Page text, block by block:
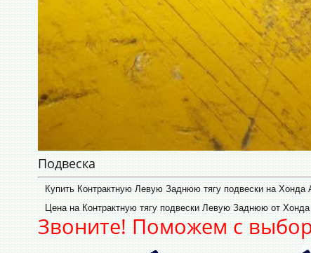
Подвеска
Купить Контрактную Левую Заднюю тягу подвески на Хонда
Цена на Контрактную тягу подвески Левую Заднюю от
Звоните! Поможем с